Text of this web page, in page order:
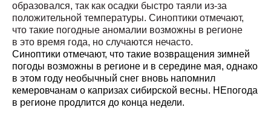
образовался, так как осадки быстро таяли из-за
положительной температуры. Синоптики отмечают,
что такие погодные аномалии возможны в регионе
в это время года, но случаются нечасто.
Синоптики отмечают, что такие возвращения зимней
погоды возможны в регионе и в середине мая, однако
в этом году необычный снег вновь напомнил
кемеровчанам о капризах сибирской весны. НЕпогода
в регионе продлится до конца недели.